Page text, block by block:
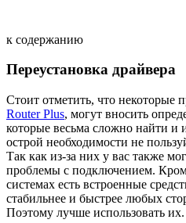
к содержанию
Переустановка драйвера
Стоит отметить, что некоторые
Router Plus, могут вносить
которые весьма сложно найти и
острой необходимости не
Так как из-за них у вас также
проблемы с подключением.
системах есть встроенные
стабильнее и быстрее любых
Поэтому лучше использовать их.